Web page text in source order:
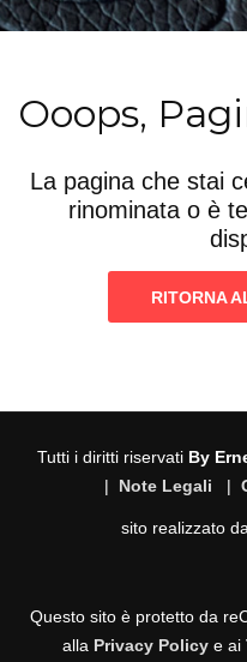
Ooops,
La pagina che stai
rinominata o è
RITORNA
Tutti i diritti riservati By
| Note Legali |
sito realizzato
Questo sito è protetto da
alla Privacy Policy e ai